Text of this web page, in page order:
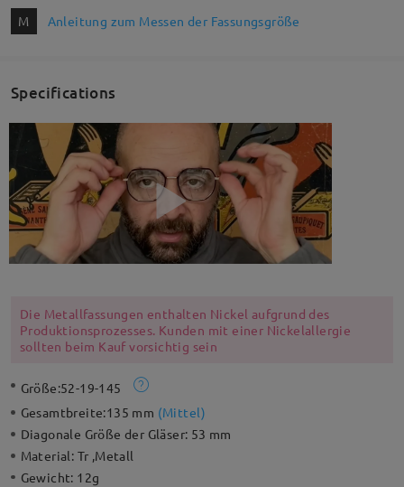
M Anleitung zum Messen der Fassungsgröße
Specifications
Die Metallfassungen enthalten Nickel aufgrund des
Produktionsprozesses. Kunden mit einer Nickelallergie
sollten beim Kauf vorsichtig sein
Größe:52-19-145
Gesamtbreite:135 mm (Mittel)
Diagonale Größe der Gläser: 53 mm
Material: Tr ,Metall
Gewicht: 12g